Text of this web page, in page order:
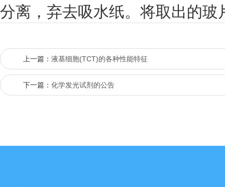
分离，弃去吸水纸。将取出的玻
上一篇： 液基细胞(TCT)的各种性能特征
下一篇： 化学发光试剂的公告